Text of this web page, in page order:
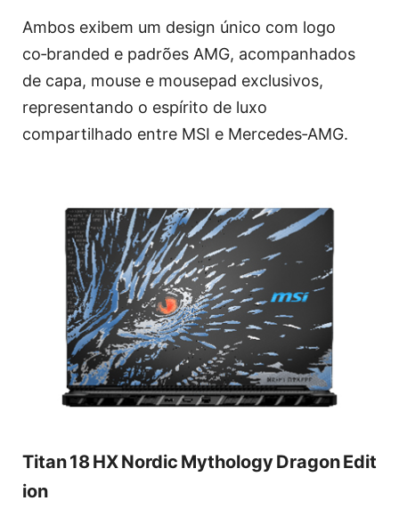
Ambos exibem um design único com logo
co‑branded e padrões AMG, acompanhados
de capa, mouse e mousepad exclusivos,
representando o espírito de luxo
compartilhado entre MSI e Mercedes‑AMG.
Titan 18 HX Nordic Mythology Dragon Edit
ion